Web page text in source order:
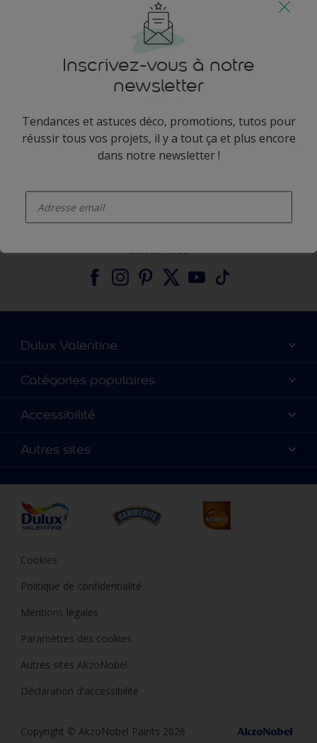
universelle Julien (formats 10L - 10L+20%
Remboursement de la différence entre le
prix de la sous-couche Dulux Valentine Architecte
Universelle et 10€.
Inscrivez-vous à notre
newsletter
Tendances et astuces déco, promotions, tutos pour
réussir tous vos projets, il y a tout ça et plus encore
dans notre newsletter !
Paiements faciles et sécurisés
Suivez-nous
Dulux Valentine
Catalogues
Nous contacter
Conditions Générales de Vente
Catégories populaires
Nos couleurs
Inspirations
Où jeter son pot de peinture ?
Accessibilité
Précision des couleurs
Plan du site
Durabilité
Autres sites
Cookies
Politique de confidentialité
Mentions légales
Paramètres des cookies
Autres sites AkzoNobel
Déclaration d'accessibilité
Copyright © AkzoNobel Paints 2026